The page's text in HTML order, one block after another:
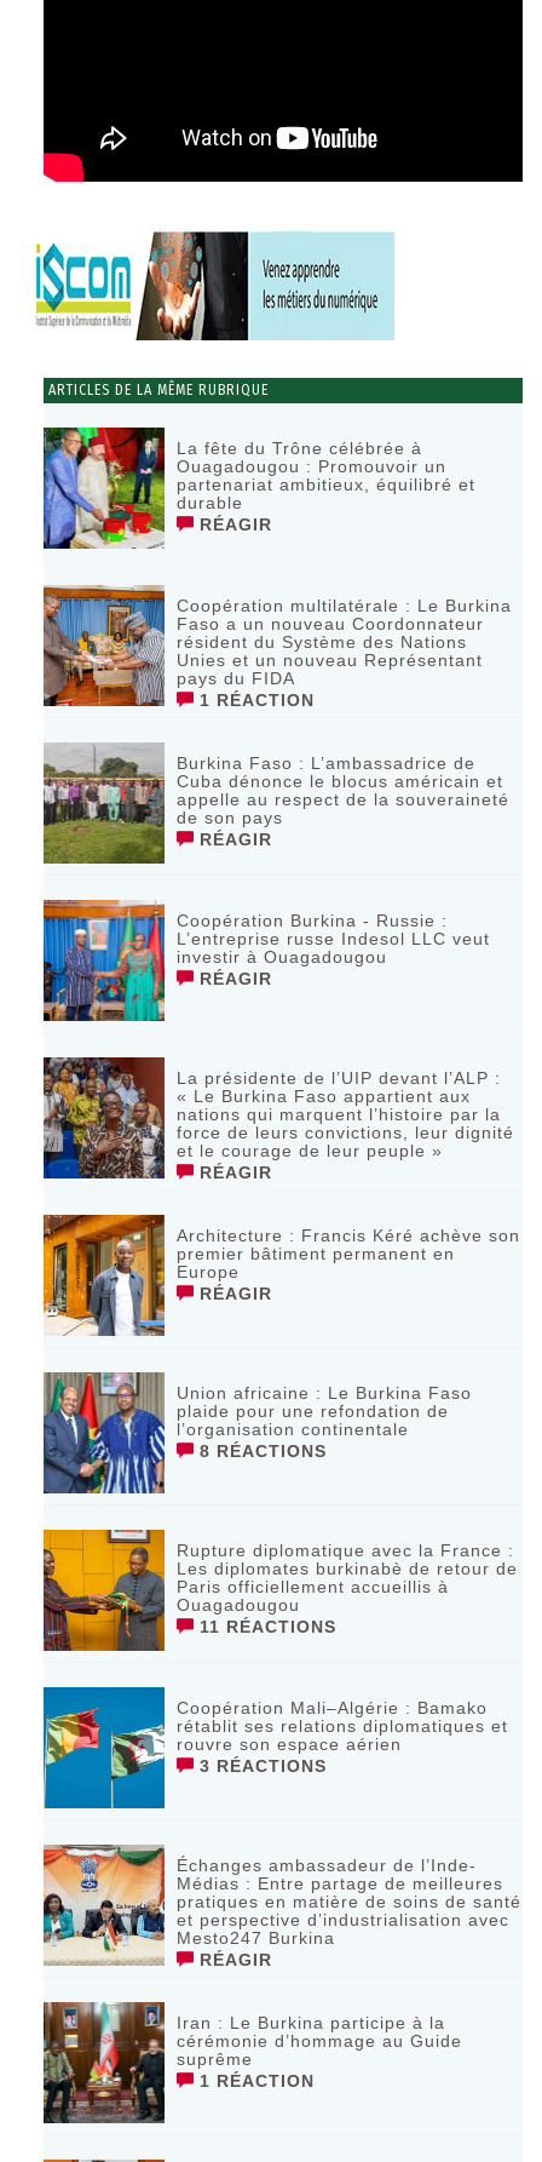
ARTICLES DE LA MÊME RUBRIQUE
La fête du Trône célébrée à
Ouagadougou : Promouvoir un
partenariat ambitieux, équilibré et
durable
RÉAGIR
Coopération multilatérale : Le Burkina
Faso a un nouveau Coordonnateur
résident du Système des Nations
Unies et un nouveau Représentant
pays du FIDA
1 RÉACTION
Burkina Faso : L’ambassadrice de
Cuba dénonce le blocus américain et
appelle au respect de la souveraineté
de son pays
RÉAGIR
Coopération Burkina - Russie :
L’entreprise russe Indesol LLC veut
investir à Ouagadougou
RÉAGIR
La présidente de l’UIP devant l’ALP :
« Le Burkina Faso appartient aux
nations qui marquent l’histoire par la
force de leurs convictions, leur dignité
et le courage de leur peuple »
RÉAGIR
‎Architecture : Francis Kéré achève son
premier bâtiment permanent en
Europe
RÉAGIR
Union africaine : Le Burkina Faso
plaide pour une refondation de
l’organisation continentale‎
8 RÉACTIONS
Rupture diplomatique avec la France :
Les diplomates burkinabè de retour de
Paris officiellement accueillis à
Ouagadougou
11 RÉACTIONS
Coopération Mali–Algérie : Bamako
rétablit ses relations diplomatiques et
rouvre son espace aérien
3 RÉACTIONS
Échanges ambassadeur de l’Inde-
Médias : Entre partage de meilleures
pratiques en matière de soins de santé
et perspective d’industrialisation avec
Mesto247 Burkina
RÉAGIR
Iran : Le Burkina participe à la
cérémonie d’hommage au Guide
suprême
1 RÉACTION